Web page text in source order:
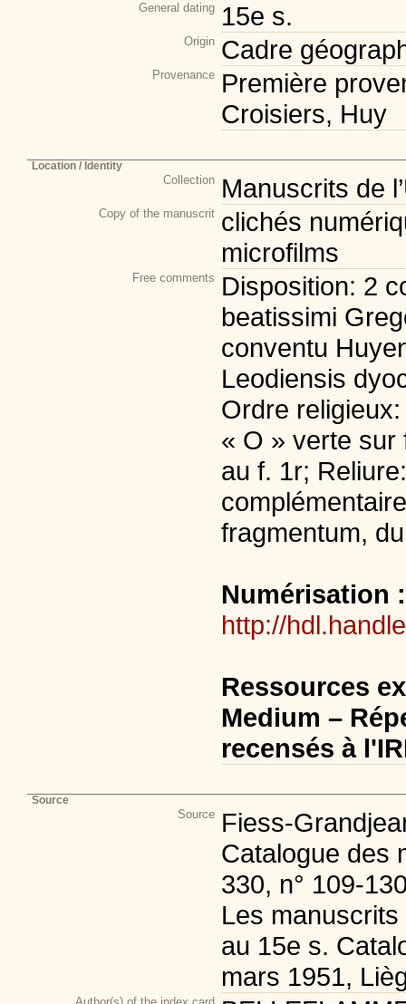
General dating 15e s.
Origin Cadre
Provenance Première
Croisiers, Huy
Location / Identity
Collection Manuscrits de
Copy of the manuscrit clichés
microfilms
Free comments
Disposition: 2
beatissimi
conventu
Leodiensis
Ordre
« O » verte sur
au f. 1r;
fragmentum,
Numérisation
http://
Ressources
Medium –
recensés à
Source
Source Fiess-
Catalogue des
330, n° 109-
Les
au 15e s.
mars 1951,